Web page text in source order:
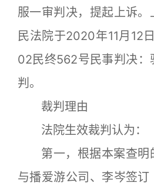
服一审判决，提起上诉。
民法院于2020年11月12
02民终562号民事判决：
判。
裁判理由
法院生效裁判认为：
第一，根据本案查明
与播爱游公司、李岑签订